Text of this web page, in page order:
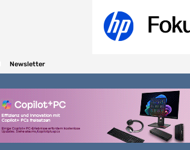
Newsletter